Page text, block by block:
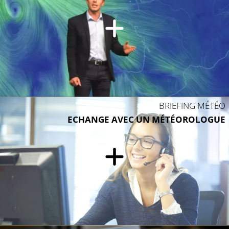
BRIEFING MÉTÉO
ECHANGE AVEC UN MÉTÉOROLOGUE